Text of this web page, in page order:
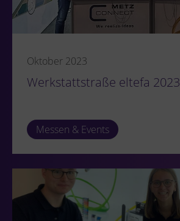
Oktober 2023
Werkstattstraße eltefa 2023
Messen & Events